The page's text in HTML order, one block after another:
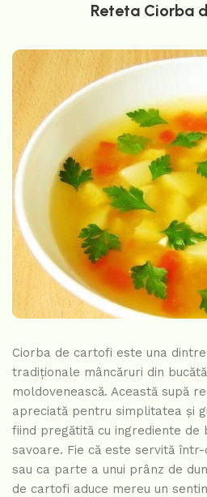
Reteta Ciorba
Ciorba de cartofi este una
tradiționale mâncăruri din
moldovenească. Această supă
apreciată pentru simplitatea și
fiind pregătită cu ingrediente de
savoare. Fie că este servită
sau ca parte a unui prânz de
de cartofi aduce mereu un